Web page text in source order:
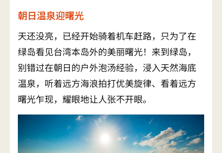
朝日温泉迎曙光
天还没亮，已经开始骑着机车赶路，只为了在
绿岛看见台湾本岛外的美丽曙光！来到绿岛，
别错过在朝日的户外泡汤经验，浸入天然海底
温泉，听着远方海浪拍打优美旋律、看着远方
曙光乍现，耀眼地让人张不开眼。